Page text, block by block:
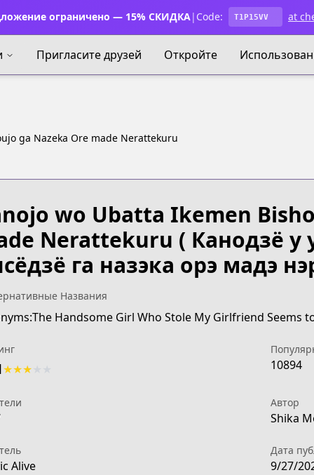
ограничено — 15% СКИДКА| Code: T1P15VV at
Пригласите друзей Откройте
ga Nazeka Ore made Nerattekuru
wo Ubatta Ikemen
Nerattekuru ( Канодзё у
га назэка орэ мадэ
Названия
Handsome Girl Who Stole My Girlfriend Seems
★★★ 10894
Автор
Shika
Alive
Дата
9/27/